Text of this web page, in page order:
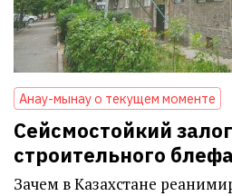
Анау-мынау о текущем моменте
Сейсмостойкий
строительного блефа
Зачем в Казахстане